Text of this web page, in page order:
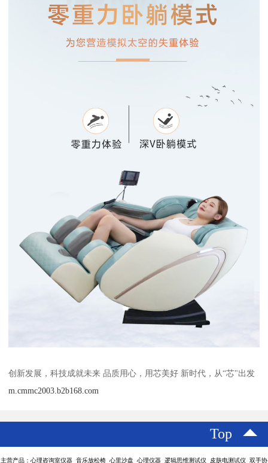
创新发展，科技成就未来 品质用心，用芯美好 新时代，从“芯"出发
m.cmmc2003.b2b168.com
Top
主营产品：心理咨询室仪器 音乐放松椅 心里沙盘 心理仪器 逻辑思维测试仪 皮肤电测试仪 双手协